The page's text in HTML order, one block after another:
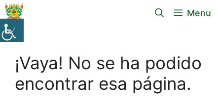
Menu
¡Vaya! No se ha podido
encontrar esa página.